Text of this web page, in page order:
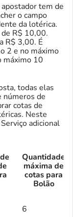
tem de
o campo
da lotérica.
R$ 10,00.
R$ 3,00. É
2 e no máximo
máximo 10
todas elas
números de
cotas de
Neste
adicional
Quantidade
máxima de
cotas para
Bolão
6